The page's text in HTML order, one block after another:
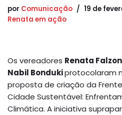
por Comunicação
19 de
Renata em ação
Os vereadores Renata
Nabil Bondukiprotocolaram
proposta de criação da
Cidade Sustentável:
Climática. A iniciativa